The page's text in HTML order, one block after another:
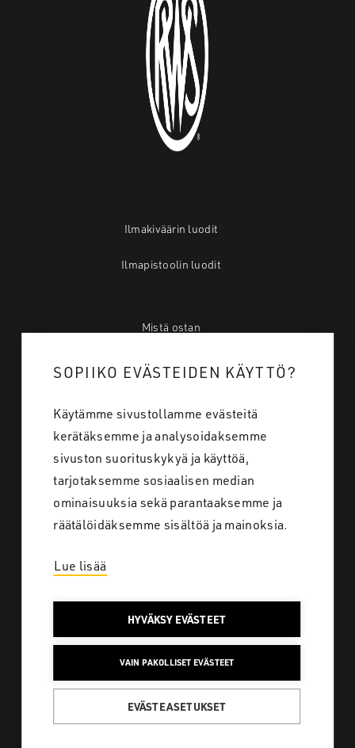
Ilmakiväärin luodit
Ilmapistoolin luodit
Mistä ostan
Tietoa meistä
Yhteystiedot
Tietosuoja
SAKO SUOMI
Löydä koko laaja
tuotevalikoimamme
metsästykseen ja ulkoiluun
SOPIIKO EVÄSTEIDEN KÄYTTÖ?
Käytämme sivustollamme evästeitä
kerätäksemme ja analysoidaksemme
sivuston suorituskykyä ja käyttöä,
tarjotaksemme sosiaalisen median
ominaisuuksia sekä parantaaksemme ja
räätälöidäksemme sisältöä ja mainoksia.
Lue lisää
HYVÄKSY EVÄSTEET
VAIN PAKOLLISET EVÄSTEET
EVÄSTEASETUKSET